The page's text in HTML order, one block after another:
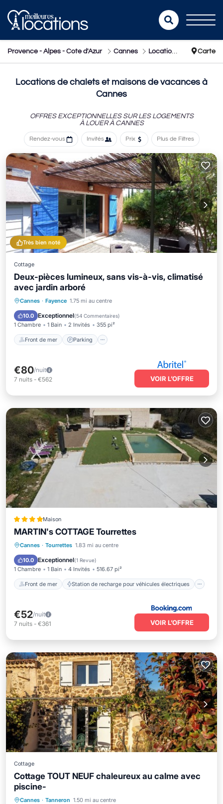
Provence - Alpes - Cote d'Azur Cannes Location de chalets Carte
Locations de chalets et maisons de vacances à
Cannes
OFFRES EXCEPTIONNELLES SUR LES LOGEMENTS
À LOUER À CANNES
Rendez-vous Invités Prix Plus de Filtres
Très bien noté
Cottage
Deux-pièces lumineux, sans vis-à-vis, climatisé
avec jardin arboré
Cannes · Fayence 1.75 mi au centre
10.0 Exceptionnel(54 Commentaires)
1 Chambre 1 Bain 2 Invités 355 pi²
Front de mer Parking
Front de mer
Parking
Vue sur l’océan
Balcon/Terrasse
€80/nuit
7 nuits - €562 VOIR L’OFFRE
Maison
MARTIN's COTTAGE Tourrettes
Cannes · Tourrettes 1.83 mi au centre
10.0 Exceptionnel(1 Revue)
1 Chambre 1 Bain 4 Invités 516.67 pi²
Front de mer Station de recharge pour véhicules électriques
Front de mer
Station de recharge pour véhicules électriques
Parking
Piscine
€52/nuit
7 nuits - €361 VOIR L’OFFRE
Cottage
Cottage TOUT NEUF chaleureux au calme avec
piscine-
Cannes · Tanneron 1.50 mi au centre
Parking Piscine